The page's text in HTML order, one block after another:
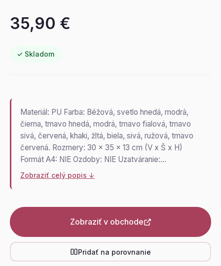
35,90 €
✓ Skladom
Materiál: PU Farba: Béžová, svetlo hnedá, modrá,
čierna, tmavo hnedá, modrá, tmavo fialová, tmavo
sivá, červená, khaki, žltá, biela, sivá, ružová, tmavo
červená. Rozmery: 30 x 35 x 13 cm (V x Š x H)
Formát A4: NIE Ozdoby: NIE Uzatváranie:…
Zobraziť celý popis ↓
Zobraziť v obchode
Pridať na porovnanie